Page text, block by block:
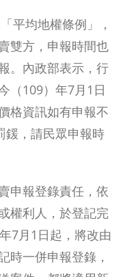
平均地權條例」，
雙方，申報時間也
。內政部表示，行
（109）年7月1日
格資訊如有申報不
鍰，請民眾申報時
申報登錄責任，依
權利人，於登記完
7月1日起，將改由
時一併申報登錄，